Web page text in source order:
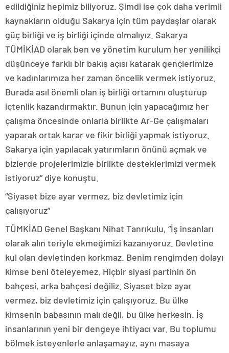
edildiğiniz hepimiz biliyoruz. Şimdi ise çok daha verimli
kaynakların olduğu Sakarya için tüm paydaşlar olarak
güç birliği ve iş birliği içinde olmalıyız. Sakarya
TÜMİKİAD olarak ben ve yönetim kurulum her yenilikçi
düşünceye farklı bir bakış açısı katarak gençlerimize
ve kadınlarımıza her zaman öncelik vermek istiyoruz.
Burada asıl önemli olan iş birliği ortamını oluşturup
içtenlik kazandırmaktır. Bunun için yapacağımız her
çalışma öncesinde onlarla birlikte Ar-Ge çalışmaları
yaparak ortak karar ve fikir birliği yapmak istiyoruz.
Sakarya için yapılacak yatırımların önünü açmak ve
bizlerde projelerimizle birlikte desteklerimizi vermek
istiyoruz” diye konuştu.
“Siyaset bize ayar vermez, biz devletimiz için
çalışıyoruz”
TÜMKİAD Genel Başkanı Nihat Tanrıkulu, “İş insanları
olarak alın teriyle ekmeğimizi kazanıyoruz. Devletine
kul olan devletinden korkmaz. Benim rengimden dolayı
kimse beni öteleyemez. Hiçbir siyasi partinin ön
bahçesi, arka bahçesi değiliz. Siyaset bize ayar
vermez, biz devletimiz için çalışıyoruz. Bu ülke
kimsenin babasının malı değil, bu ülke herkesin. İş
insanlarının yeni bir dengeye ihtiyacı var. Bu toplumu
bölmek isteyenlerle anlaşamayız, aynı masaya